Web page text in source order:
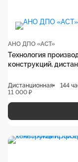
АНО ДПО «АСТ»
Технология
конструкций,
Дистанционная
144
11 000 ₽